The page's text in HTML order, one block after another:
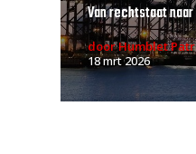
Van rechtstaat
door Humblet
18 mrt 2026